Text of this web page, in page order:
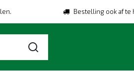
Bestelling ook af te